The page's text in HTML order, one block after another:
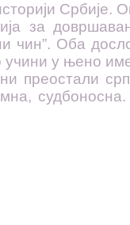
за
чин”. Оба
учини у њено
преостали